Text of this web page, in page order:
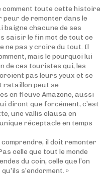
comment toute cette histoire
de remonter dans le
baigne chacune de ses
saisir le fin mot de tout ce
ne pas y croire du tout. Il
mais le pourquoi lui
de ces touristes qui, les
pas leurs yeux et se
rataillon peut se
en fleuve Amazone, aussi
diront que forcément, c’est
une vallis clausa en
réceptacle en temps
il doit remonter
celle que tout le monde
du coin, celle que l’on
s’endorment. »